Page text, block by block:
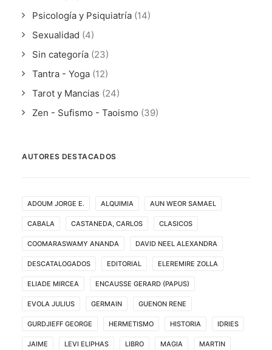
Psicología y Psiquiatría (14)
Sexualidad (4)
Sin categoría (23)
Tantra - Yoga (12)
Tarot y Mancias (24)
Zen - Sufismo - Taoismo (39)
AUTORES DESTACADOS
ADOUM JORGE E. ALQUIMIA AUN WEOR SAMAEL
CABALA CASTANEDA, CARLOS CLASICOS
COOMARASWAMY ANANDA DAVID NEEL ALEXANDRA
DESCATALOGADOS EDITORIAL ELEREMIRE ZOLLA
ELIADE MIRCEA ENCAUSSE GERARD (PAPUS)
EVOLA JULIUS GERMAIN GUENON RENE
GURDJIEFF GEORGE HERMETISMO HISTORIA IDRIES
JAIME LEVI ELIPHAS LIBRO MAGIA MARTIN